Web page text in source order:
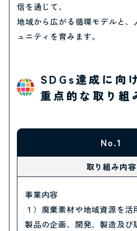
信を通じて、
地域から広がる循環モデルと、
ュニティを育みます。
SDGs達成に向
重点的な取り組
No.1
取り組み内容
事業内容
１）廃棄素材や地域資源を活
製品の企画、開発、製造及び